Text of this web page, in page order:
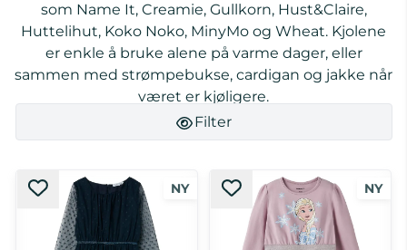
som Name It, Creamie, Gullkorn, Hust&Claire,
Huttelihut, Koko Noko, MinyMo og Wheat. Kjolene
er enkle å bruke alene på varme dager, eller
sammen med strømpebukse, cardigan og jakke når
været er kjøligere.
Filter